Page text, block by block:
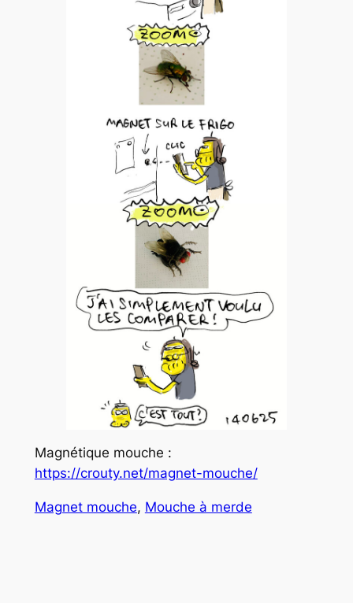
Magnétique mouche :
https://crouty.net/magnet-mouche/
Magnet mouche, Mouche à merde